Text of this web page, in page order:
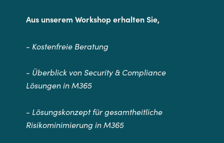
Aus unserem Workshop erhalten Sie,
- Kostenfreie Beratung
- Überblick von Security & Compliance
Lösungen in M365
- Lösungskonzept für gesamtheitliche
Risikominimierung in M365